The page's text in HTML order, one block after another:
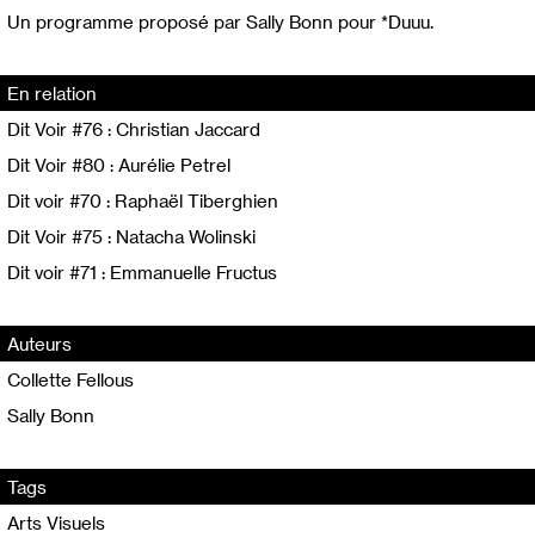
Un programme proposé par Sally Bonn pour *Duuu.
En relation
Dit Voir #76 : Christian Jaccard
Dit Voir #80 : Aurélie Petrel
Dit voir #70 : Raphaël Tiberghien
Dit Voir #75 : Natacha Wolinski
Dit voir #71 : Emmanuelle Fructus
Auteurs
Collette Fellous
Sally Bonn
Tags
Arts Visuels